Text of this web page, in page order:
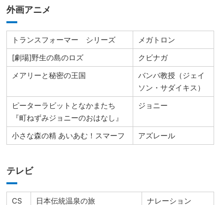
外画アニメ
トランスフォーマー シリーズ
メガトロン
[劇場]野生の島のロズ
クビナガ
メアリーと秘密の王国
バンバ教授（ジェイ
ソン・サダイキス）
ピーターラビットとなかまたち
『町ねずみジョニーのおはなし』
ジョニー
小さな森の精 あいあむ！スマーフ アズレール
テレビ
CS 日本伝統温泉の旅 ナレーション